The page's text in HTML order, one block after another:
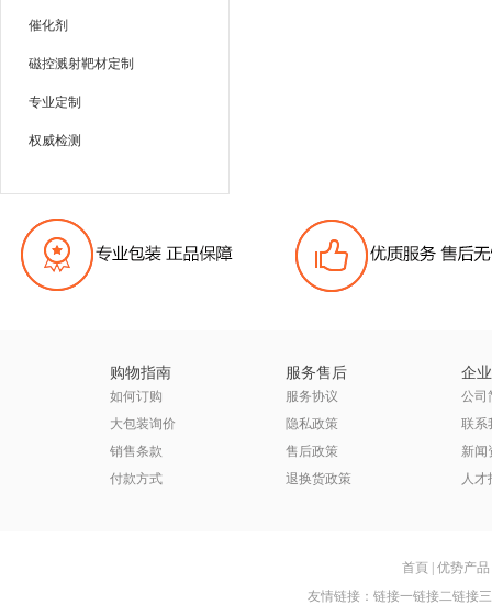
催化剂
磁控溅射靶材定制
专业定制
权威检测
购物指南
如何订购
大包装询价
销售条款
付款方式
服务售后
服务协议
隐私政策
售后政策
退换货政策
企
公司
联系
新闻
人才
首頁 优势产品
友情链接： 链接一链接二链接三